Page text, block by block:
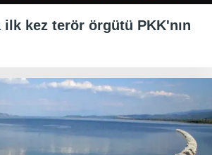
ilk kez terör örgütü PKK'nın